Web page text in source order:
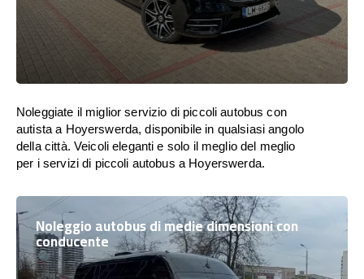
Noleggiate il miglior servizio di piccoli autobus con
autista a Hoyerswerda, disponibile in qualsiasi angolo
della città. Veicoli eleganti e solo il meglio del meglio
per i servizi di piccoli autobus a Hoyerswerda.
Noleggio autobus di medie dimensioni con
conducente